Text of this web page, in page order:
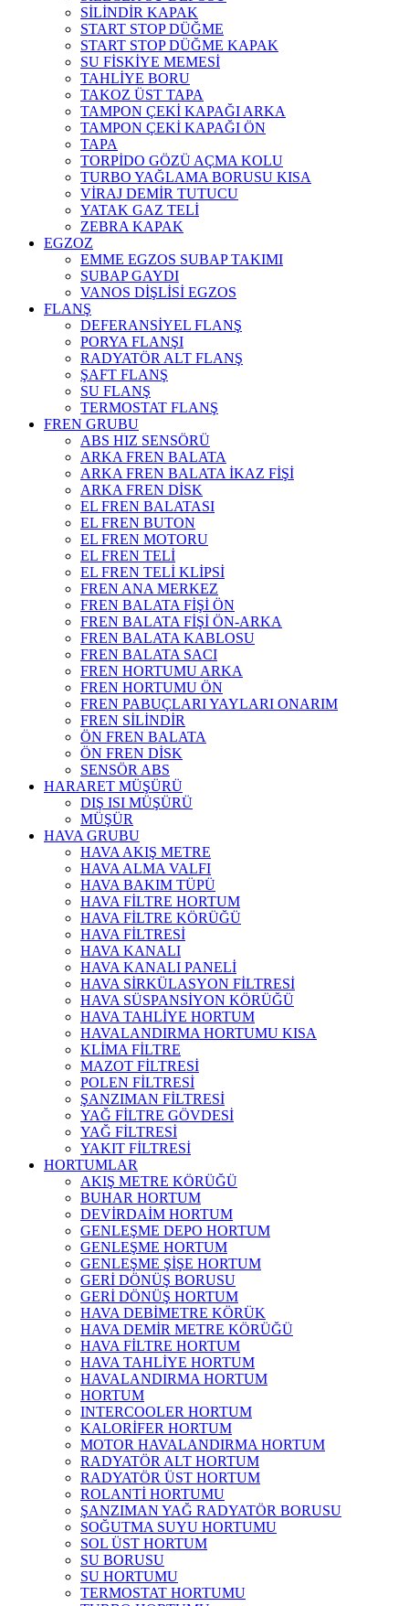
SİLİNDİR KAPAK
START STOP DÜĞME
START STOP DÜĞME KAPAK
SU FİSKİYE MEMESİ
TAHLİYE BORU
TAKOZ ÜST TAPA
TAMPON ÇEKİ KAPAĞI ARKA
TAMPON ÇEKİ KAPAĞI ÖN
TAPA
TORPİDO GÖZÜ AÇMA KOLU
TURBO YAĞLAMA BORUSU KISA
VİRAJ DEMİR TUTUCU
YATAK GAZ TELİ
ZEBRA KAPAK
EGZOZ
EMME EGZOS SUBAP TAKIMI
SUBAP GAYDI
VANOS DİŞLİSİ EGZOS
FLANŞ
DEFERANSİYEL FLANŞ
PORYA FLANŞI
RADYATÖR ALT FLANŞ
ŞAFT FLANŞ
SU FLANŞ
TERMOSTAT FLANŞ
FREN GRUBU
ABS HIZ SENSÖRÜ
ARKA FREN BALATA
ARKA FREN BALATA İKAZ FİŞİ
ARKA FREN DİSK
EL FREN BALATASI
EL FREN BUTON
EL FREN MOTORU
EL FREN TELİ
EL FREN TELİ KLİPSİ
FREN ANA MERKEZ
FREN BALATA FİŞİ ÖN
FREN BALATA FİŞİ ÖN-ARKA
FREN BALATA KABLOSU
FREN BALATA SACI
FREN HORTUMU ARKA
FREN HORTUMU ÖN
FREN PABUÇLARI YAYLARI ONARIM
FREN SİLİNDİR
ÖN FREN BALATA
ÖN FREN DİSK
SENSÖR ABS
HARARET MÜŞÜRÜ
DIŞ ISI MÜŞÜRÜ
MÜŞÜR
HAVA GRUBU
HAVA AKIŞ METRE
HAVA ALMA VALFI
HAVA BAKIM TÜPÜ
HAVA FİLTRE HORTUM
HAVA FİLTRE KÖRÜĞÜ
HAVA FİLTRESİ
HAVA KANALI
HAVA KANALI PANELİ
HAVA SİRKÜLASYON FİLTRESİ
HAVA SÜSPANSİYON KÖRÜĞÜ
HAVA TAHLİYE HORTUM
HAVALANDIRMA HORTUMU KISA
KLİMA FİLTRE
MAZOT FİLTRESİ
POLEN FİLTRESİ
ŞANZIMAN FİLTRESİ
YAĞ FİLTRE GÖVDESİ
YAĞ FİLTRESİ
YAKIT FİLTRESİ
HORTUMLAR
AKIŞ METRE KÖRÜĞÜ
BUHAR HORTUM
DEVİRDAİM HORTUM
GENLEŞME DEPO HORTUM
GENLEŞME HORTUM
GENLEŞME ŞİŞE HORTUM
GERİ DÖNÜŞ BORUSU
GERİ DÖNÜŞ HORTUM
HAVA DEBİMETRE KÖRÜK
HAVA DEMİR METRE KÖRÜĞÜ
HAVA FİLTRE HORTUM
HAVA TAHLİYE HORTUM
HAVALANDIRMA HORTUM
HORTUM
INTERCOOLER HORTUM
KALORİFER HORTUM
MOTOR HAVALANDIRMA HORTUM
RADYATÖR ALT HORTUM
RADYATÖR ÜST HORTUM
ROLANTİ HORTUMU
ŞANZIMAN YAĞ RADYATÖR BORUSU
SOĞUTMA SUYU HORTUMU
SOL ÜST HORTUM
SU BORUSU
SU HORTUMU
TERMOSTAT HORTUMU